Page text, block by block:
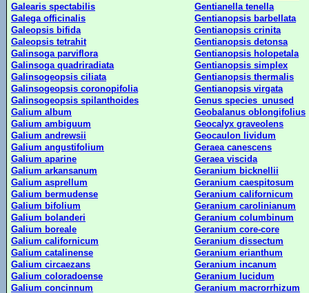
Galearis spectabilis
Gentianella tenella
Galega officinalis
Gentianopsis barbellata
Galeopsis bifida
Gentianopsis crinita
Galeopsis tetrahit
Gentianopsis detonsa
Galinsoga parviflora
Gentianopsis holopetala
Galinsoga quadriradiata
Gentianopsis simplex
Galinsogeopsis ciliata
Gentianopsis thermalis
Galinsogeopsis coronopifolia
Gentianopsis virgata
Galinsogeopsis spilanthoides
Genus species_unused
Galium album
Geobalanus oblongifolius
Galium ambiguum
Geocalyx graveolens
Galium andrewsii
Geocaulon lividum
Galium angustifolium
Geraea canescens
Galium aparine
Geraea viscida
Galium arkansanum
Geranium bicknellii
Galium asprellum
Geranium caespitosum
Galium bermudense
Geranium californicum
Galium bifolium
Geranium carolinianum
Galium bolanderi
Geranium columbinum
Galium boreale
Geranium core-core
Galium californicum
Geranium dissectum
Galium catalinense
Geranium erianthum
Galium circaezans
Geranium incanum
Galium coloradoense
Geranium lucidum
Galium concinnum
Geranium macrorrhizum